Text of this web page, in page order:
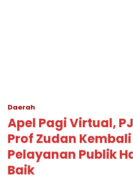
Daerah
Apel Pagi Virtual,
Prof Zudan
Pelayanan Publik
Baik